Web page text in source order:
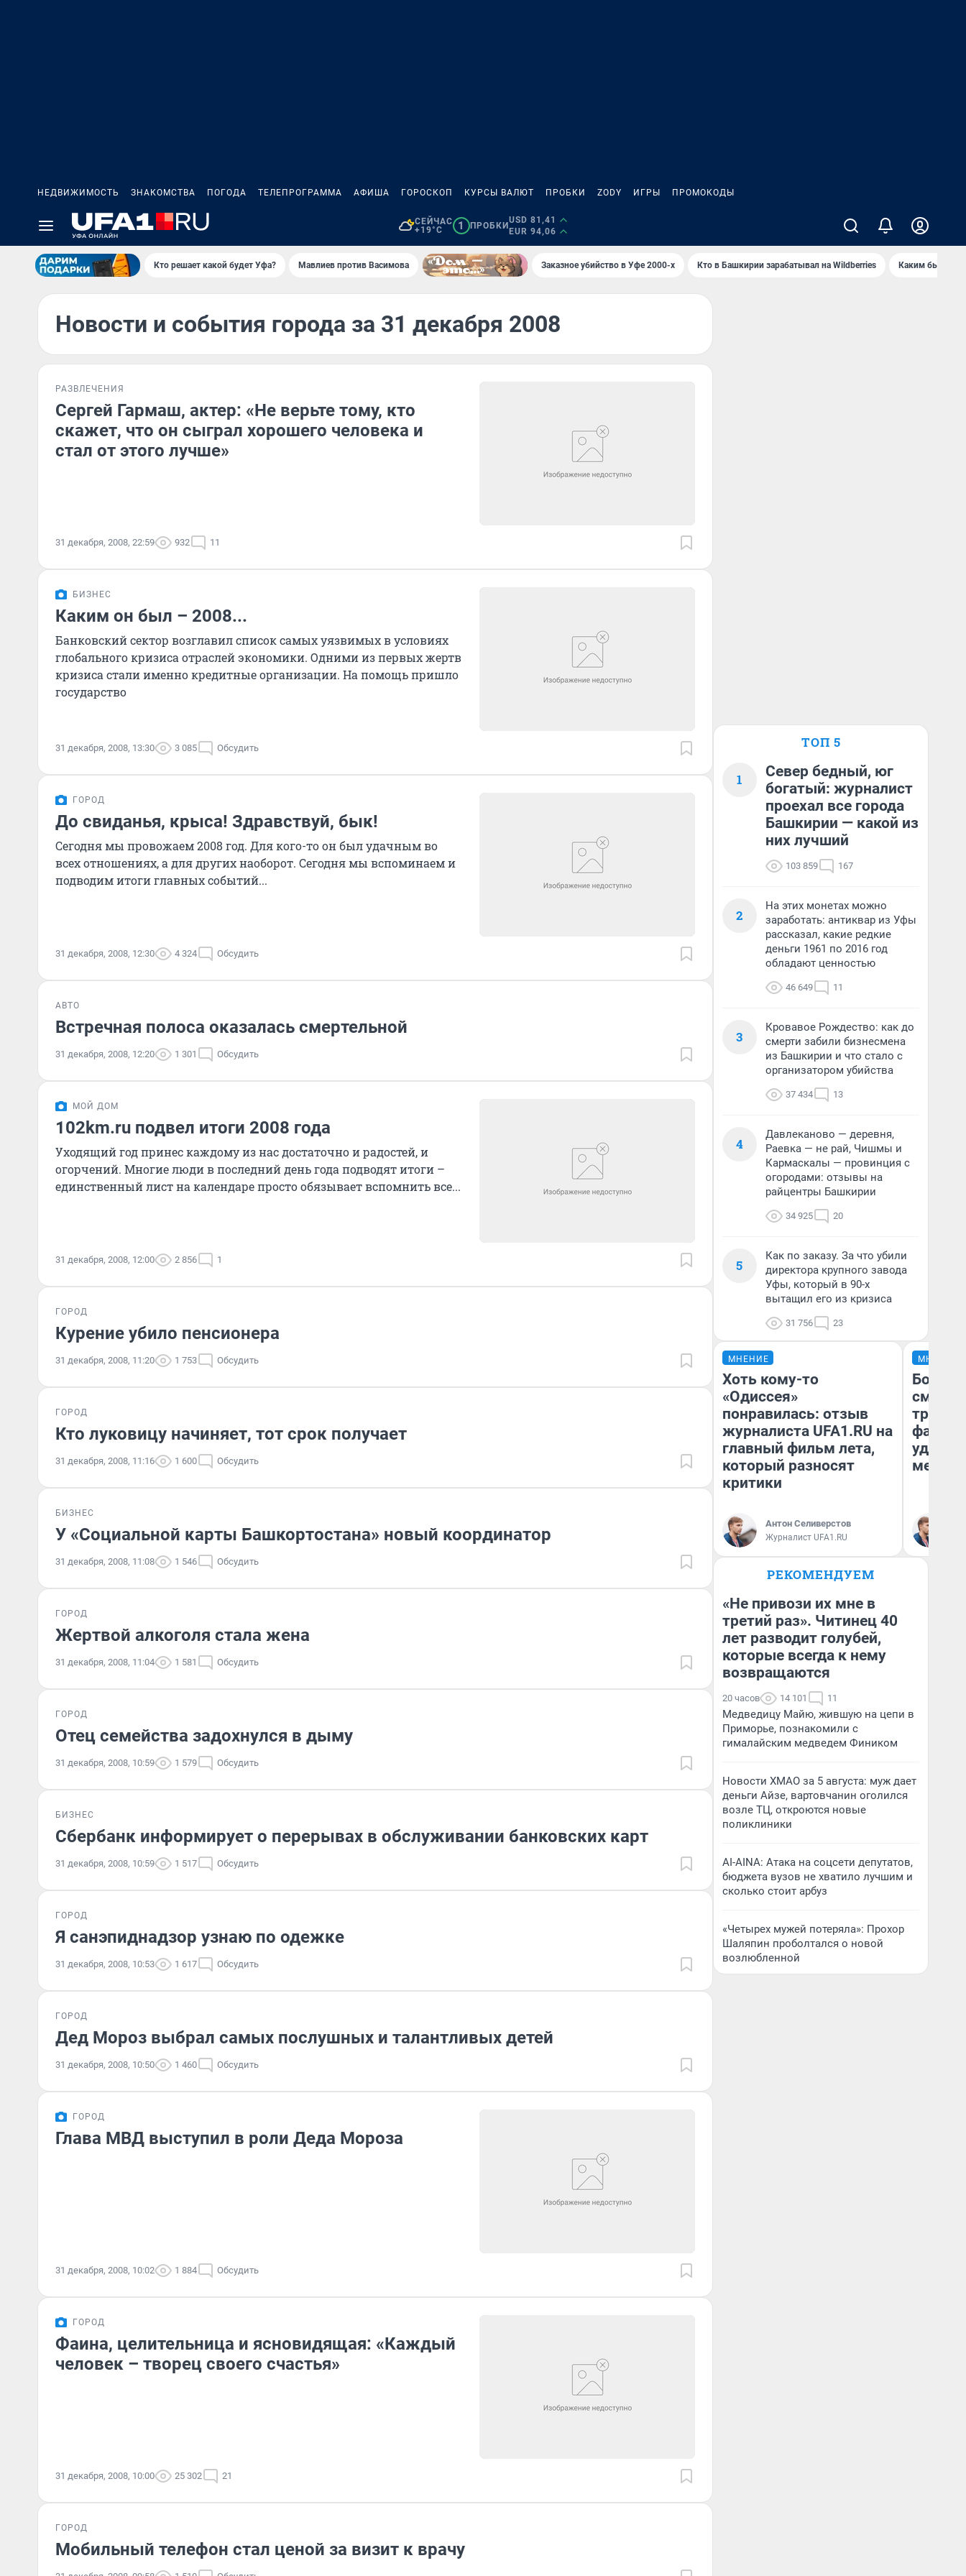
НЕДВИЖИМОСТЬ ЗНАКОМСТВА ПОГОДА ТЕЛЕПРОГРАММА АФИША ГОРОСКОП КУРСЫ ВАЛЮТ ПРОБКИ ZODY ИГРЫ ПРОМОКОДЫ
СЕЙЧАС
+19°C
1 ПРОБКИ
USD 81,41
EUR 94,06
Кто решает какой будет Уфа? Мавлиев против Васимова Заказное убийство в Уфе 2000-х Кто в Башкирии зарабатывал на Wildberries Каким было
Новости и события города за 31 декабря 2008
РАЗВЛЕЧЕНИЯ
Сергей Гармаш, актер: «Не верьте тому, кто
скажет, что он сыграл хорошего человека и
стал от этого лучше»
31 декабря, 2008, 22:59 932 11
БИЗНЕС
Каким он был – 2008...
Банковский сектор возглавил список самых уязвимых в условиях
глобального кризиса отраслей экономики. Одними из первых жертв
кризиса стали именно кредитные организации. На помощь пришло
государство
31 декабря, 2008, 13:30 3 085 Обсудить
ГОРОД
До свиданья, крыса! Здравствуй, бык!
Сегодня мы провожаем 2008 год. Для кого-то он был удачным во
всех отношениях, а для других наоборот. Сегодня мы вспоминаем и
подводим итоги главных событий...
31 декабря, 2008, 12:30 4 324 Обсудить
АВТО
Встречная полоса оказалась смертельной
31 декабря, 2008, 12:20 1 301 Обсудить
МОЙ ДОМ
102km.ru подвел итоги 2008 года
Уходящий год принес каждому из нас достаточно и радостей, и
огорчений. Многие люди в последний день года подводят итоги –
единственный лист на календаре просто обязывает вспомнить все...
31 декабря, 2008, 12:00 2 856 1
ГОРОД
Курение убило пенсионера
31 декабря, 2008, 11:20 1 753 Обсудить
ГОРОД
Кто луковицу начиняет, тот срок получает
31 декабря, 2008, 11:16 1 600 Обсудить
БИЗНЕС
У «Социальной карты Башкортостана» новый координатор
31 декабря, 2008, 11:08 1 546 Обсудить
ГОРОД
Жертвой алкоголя стала жена
31 декабря, 2008, 11:04 1 581 Обсудить
ГОРОД
Отец семейства задохнулся в дыму
31 декабря, 2008, 10:59 1 579 Обсудить
БИЗНЕС
Сбербанк информирует о перерывах в обслуживании банковских карт
31 декабря, 2008, 10:59 1 517 Обсудить
ГОРОД
Я санэпиднадзор узнаю по одежке
31 декабря, 2008, 10:53 1 617 Обсудить
ГОРОД
Дед Мороз выбрал самых послушных и талантливых детей
31 декабря, 2008, 10:50 1 460 Обсудить
ГОРОД
Глава МВД выступил в роли Деда Мороза
31 декабря, 2008, 10:02 1 884 Обсудить
ГОРОД
Фаина, целительница и ясновидящая: «Каждый
человек – творец своего счастья»
31 декабря, 2008, 10:00 25 302 21
ГОРОД
Мобильный телефон стал ценой за визит к врачу
ТОП 5
1
Север бедный, юг
богатый: журналист
проехал все города
Башкирии — какой из
них лучший
103 859 167
2
На этих монетах можно
заработать: антиквар из Уфы
рассказал, какие редкие
деньги 1961 по 2016 год
обладают ценностью
46 649 11
3
Кровавое Рождество: как до
смерти забили бизнесмена
из Башкирии и что стало с
организатором убийства
37 434 13
4
Давлеканово — деревня,
Раевка — не рай, Чишмы и
Кармаскалы — провинция с
огородами: отзывы на
райцентры Башкирии
34 925 20
5
Как по заказу. За что убили
директора крупного завода
Уфы, который в 90-х
вытащил его из кризиса
31 756 23
МНЕНИЕ
Хоть кому-то
«Одиссея»
понравилась: отзыв
журналиста UFA1.RU на
главный фильм лета,
который разносят
критики
Антон Селиверстов
Журналист UFA1.RU
МНЕНИЕ
месте
РЕКОМЕНДУЕМ
«Не привози их мне в
третий раз». Читинец 40
лет разводит голубей,
которые всегда к нему
возвращаются
20 часов 14 101 11
Медведицу Майю, жившую на цепи в
Приморье, познакомили с
гималайским медведем Фиником
Новости ХМАО за 5 августа: муж дает
деньги Айзе, вартовчанин оголился
возле ТЦ, откроются новые
поликлиники
AI-AINA: Атака на соцсети депутатов,
бюджета вузов не хватило лучшим и
сколько стоит арбуз
«Четырех мужей потеряла»: Прохор
Шаляпин проболтался о новой
возлюбленной